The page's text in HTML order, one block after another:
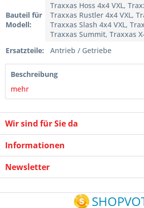
Bauteil für
Modell:
Traxxas Hoss 4x4 VXL,
Traxxas Rustler 4x4 VXL,
Traxxas Slash 4x4 VXL,
Traxxas Summit, Traxxas
Ersatzteile:
Antrieb / Getriebe
Beschreibung
mehr
Wir sind für Sie da
Informationen
Newsletter